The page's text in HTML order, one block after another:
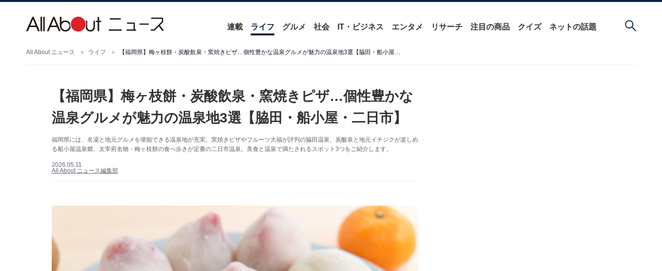
連載 ライフ グルメ 社会 IT・ビジネス エンタメ リサーチ 注目の商品 クイズ ネットの話題
All About ニュース ライフ 【福岡県】梅ヶ枝餅・炭酸飲泉・窯焼きピザ…個性豊かな温泉グルメが魅力の温泉地3選【脇田・船小屋・二日市】
【福岡県】梅ヶ枝餅・炭酸飲泉・窯焼きピザ…個性豊かな
温泉グルメが魅力の温泉地3選【脇田・船小屋・二日市】
福岡県には、名湯と地元グルメを堪能できる温泉地が充実。窯焼きピザやフルーツ大福が評判の脇田温泉、炭酸泉と地元イチジクが楽しめ
る船小屋温泉郷、太宰府名物・梅ヶ枝餅の食べ歩きが定番の二日市温泉。美食と温泉で満たされるスポット3つをご紹介します。
2026.05.11
All About ニュース編集部